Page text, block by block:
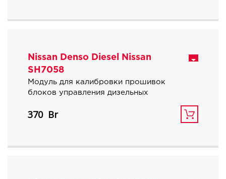
Nissan Denso Diesel Nissan
SH7058
Модуль для калибровки прошивок
блоков управления дизельных
SH7058.
370